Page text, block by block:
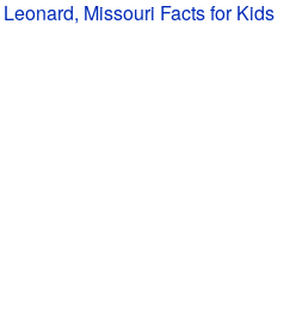
Missouri Facts for Kids